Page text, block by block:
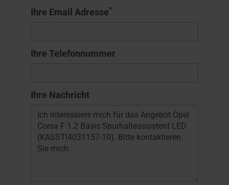
Ihre Email Adresse*
Ihre Telefonnummer
Ihre Nachricht